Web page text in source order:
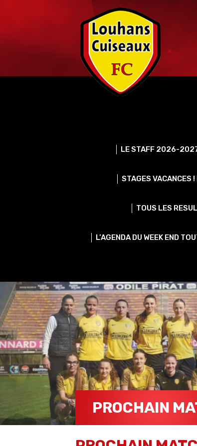
LE STAFF 2026-2027
STAGES VACANCES
TOUS LES
L’AGENDA DU WEEK END
PROCHAIN